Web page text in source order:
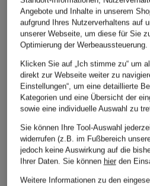
Angebote und Inhalte in unserem
aufgrund Ihres Nutzerverhaltens auf
unserer Webseite, um diese für Sie
Optimierung der Werbeaussteuerung.
Klicken Sie auf „Ich stimme zu“ um
direkt zur Webseite weiter zu
Einstellungen“, um eine detaillierte
Kategorien und eine Übersicht der
sowie eine individuelle Auswahl zu
Sie können Ihre Tool-Auswahl
widerrufen (z.B. im Fußbereich
jedoch keine Auswirkung auf die
Ihrer Daten. Sie können hierden
Weitere Informationen zu den